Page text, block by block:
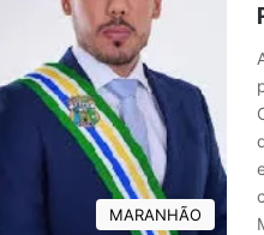
MARANHÃO